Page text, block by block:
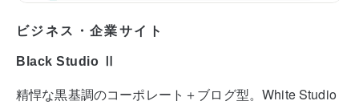
ビジネス・企業サイト
Black Studio Ⅱ
精悍な黒基調のコーポレート＋ブログ型。White Studio